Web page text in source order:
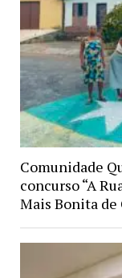
Comunidade
concurso “A
Mais Bonita de